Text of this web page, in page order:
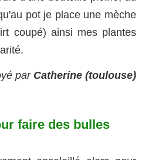
pot je place une mèche
coupé) ainsi mes plantes
par Catherine (toulouse)
faire des bulles